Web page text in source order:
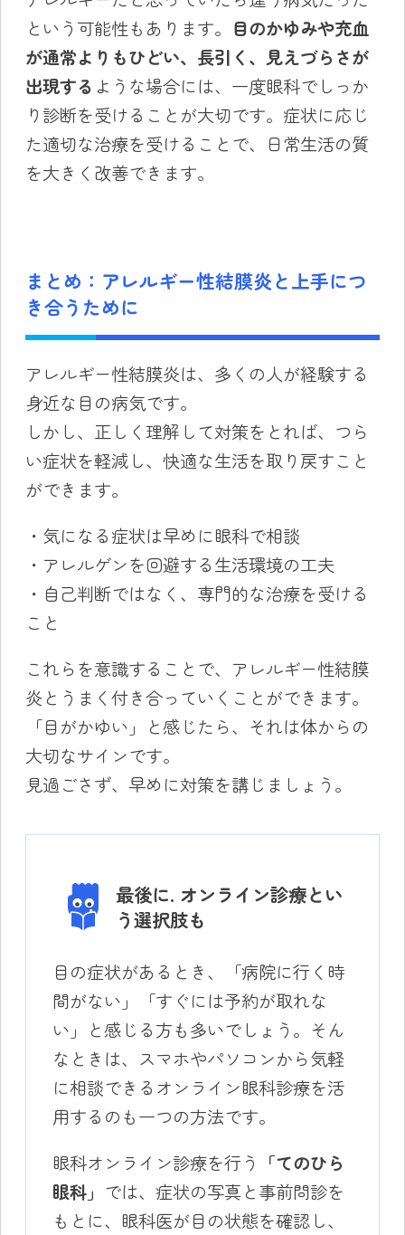
という可能性もあります。 目のかゆみや充血
が通常よりもひどい、長引く、見えづらさが
出現する ような場合には、一度眼科でしっか
り診断を受けることが大切です。症状に応じ
た適切な治療を受けることで、日常生活の質
を大きく改善できます。
まとめ：アレルギー性結膜炎と上手につ
き合うために
アレルギー性結膜炎は、多くの人が経験する
身近な目の病気です。
しかし、正しく理解して対策をとれば、つら
い症状を軽減し、快適な生活を取り戻すこと
ができます。
・気になる症状は早めに眼科で相談
・アレルゲンを回避する生活環境の工夫
・自己判断ではなく、専門的な治療を受ける
こと
これらを意識することで、アレルギー性結膜
炎とうまく付き合っていくことができます。
「目がかゆい」と感じたら、それは体からの
大切なサインです。
見過ごさず、早めに対策を講じましょう。
最後に. オンライン診療とい
う選択肢も
目の症状があるとき、「病院に行く時
間がない」「すぐには予約が取れな
い」と感じる方も多いでしょう。そん
なときは、スマホやパソコンから気軽
に相談できるオンライン眼科診療を活
用するのも一つの方法です。
眼科オンライン診療を行う
「てのひら
眼科」 では、症状の写真と事前問診を
もとに、眼科医が目の状態を確認し、